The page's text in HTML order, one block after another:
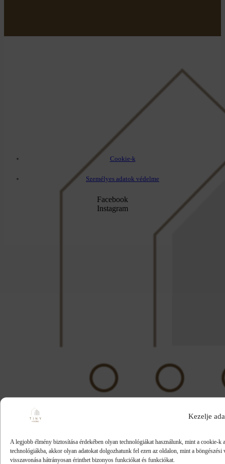
Kezelje
A legjobb élmény biztosítása érdekében olyan technológiákat használunk, mint a cookie-k
technológiákba, akkor olyan adatokat dolgozhatunk fel ezen az oldalon, mint a
visszavonása hátrányosan érinthet bizonyos funkciókat és funkciókat.
Cookie-k
Személyes adatok védelme
Facebook
Instagram